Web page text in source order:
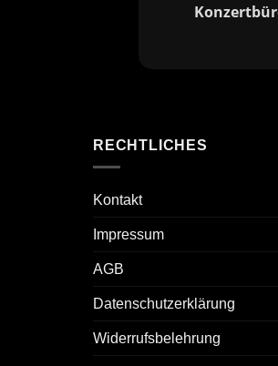
RECHTLICHES
Kontakt
Impressum
AGB
Datenschutzerklärung
Widerrufsbelehrung